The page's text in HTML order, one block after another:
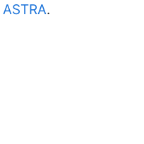
ASTRA.